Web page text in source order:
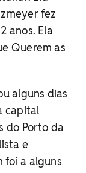
fez
anos. Ela
Querem as
alguns dias
capital
do Porto da
e
foi a alguns